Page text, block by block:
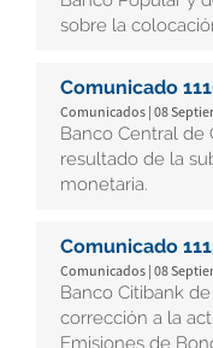
sobre la
Comunicado
Comunicados | 08
Banco Central de
resultado de la
monetaria.
Comunicado
Comunicados | 08
Banco Citibank
corrección a la
Emisiones de